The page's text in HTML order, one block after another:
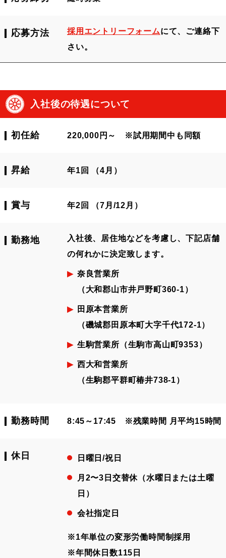
応募方法 採用エントリーフォームにて、ご連絡下
さい。
入社後の待遇について
初任給 220,000円～ ※試用期間中も同額
昇給 年1回 （4月）
賞与 年2回 （7月/12月）
勤務地
入社後、居住地などを考慮し、下記店舗
の何れかに決定致します。
奈良営業所
（大和郡山市井戸野町360-1）
田原本営業所
（磯城郡田原本町大字千代172-1）
生駒営業所 （生駒市高山町9353）
西大和営業所
（生駒郡平群町椿井738-1）
勤務時間 8:45～17:45 ※残業時間 月平均15時間
休日 日曜日/祝日
月2〜3日交替休（水曜日または土曜
日）
会社指定日
※1年単位の変形労働時間制採用
※年間休日数115日